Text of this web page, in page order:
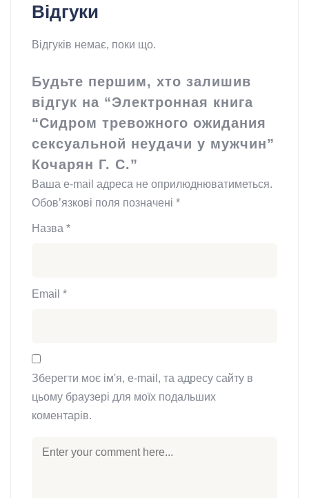
Відгуки
Відгуків немає, поки що.
Будьте першим, хто залишив
відгук на “Электронная книга
“Сидром тревожного ожидания
сексуальной неудачи у мужчин”
Кочарян Г. С.”
Ваша e-mail адреса не оприлюднюватиметься.
Обов’язкові поля позначені *
Назва *
Email *
Зберегти моє ім'я, e-mail, та адресу сайту в
цьому браузері для моїх подальших
коментарів.